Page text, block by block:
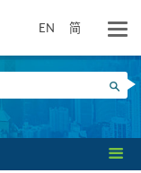
EN 简
搜尋